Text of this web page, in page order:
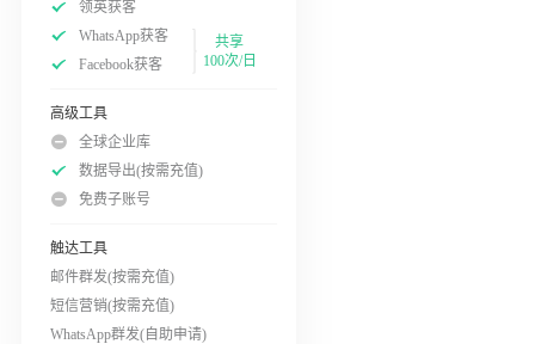
领英获客
WhatsApp获客
Facebook获客
共享
100次/日
高级工具
全球企业库
数据导出(按需充值)
免费子账号
触达工具
邮件群发(按需充值)
短信营销(按需充值)
WhatsApp群发(自助申请)